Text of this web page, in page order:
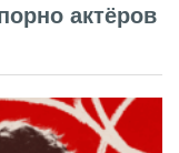
актёров